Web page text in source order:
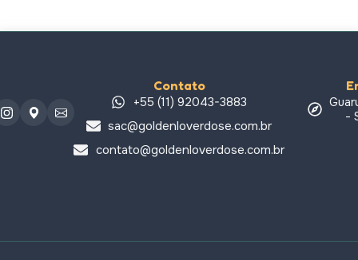
Contato
+55 (11) 92043-3883
sac@goldenloverdose.com.br
contato@goldenloverdose.com.br
-